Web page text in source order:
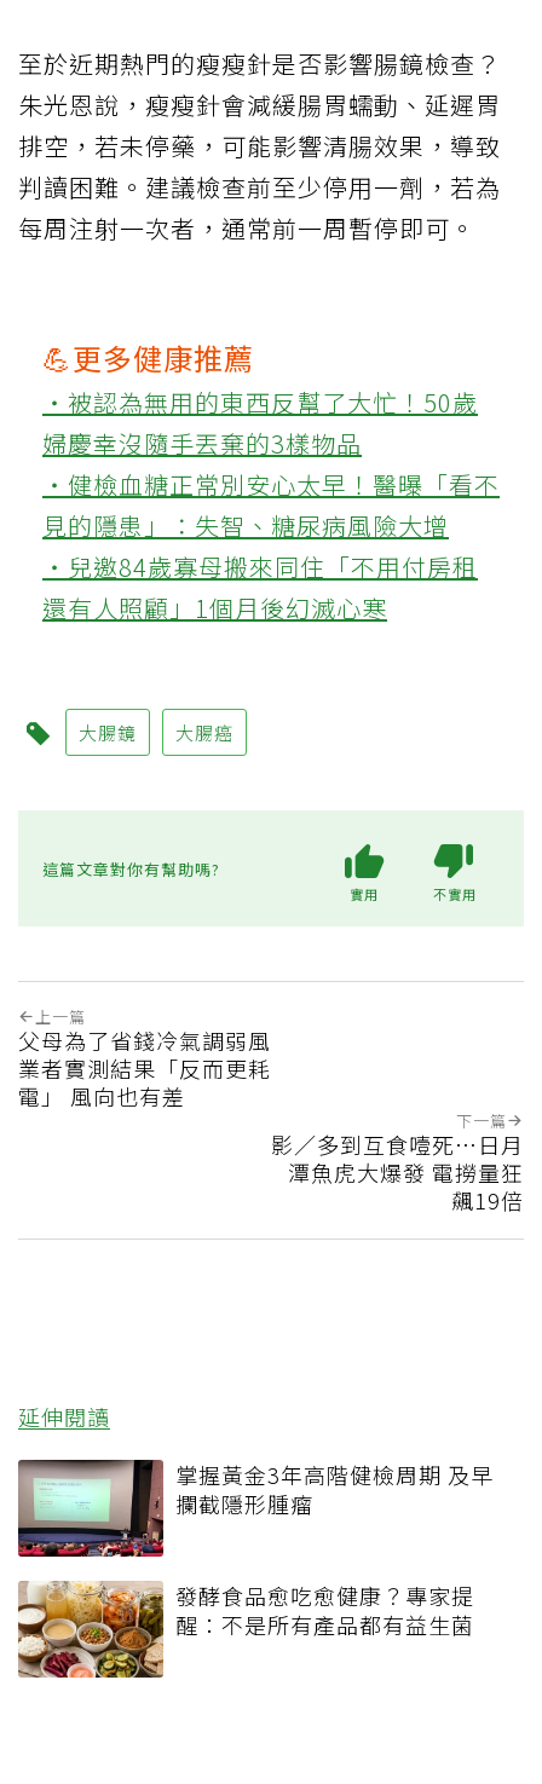
至於近期熱門的瘦瘦針是否影響腸鏡檢查？
朱光恩說，瘦瘦針會減緩腸胃蠕動、延遲胃
排空，若未停藥，可能影響清腸效果，導致
判讀困難。建議檢查前至少停用一劑，若為
每周注射一次者，通常前一周暫停即可。
💪更多健康推薦
‧被認為無用的東西反幫了大忙！50歲
婦慶幸沒隨手丟棄的3樣物品
‧健檢血糖正常別安心太早！醫曝「看不
見的隱患」：失智、糖尿病風險大增
‧兒邀84歲寡母搬來同住「不用付房租
還有人照顧」1個月後幻滅心寒
大腸鏡 大腸癌
這篇文章對你有幫助嗎?
實用 不實用
上一篇
父母為了省錢冷氣調弱風
業者實測結果「反而更耗
電」 風向也有差
下一篇
影／多到互食噎死…日月
潭魚虎大爆發 電撈量狂
飆19倍
延伸閱讀
掌握黃金3年高階健檢周期 及早
攔截隱形腫瘤
發酵食品愈吃愈健康？專家提
醒：不是所有產品都有益生菌